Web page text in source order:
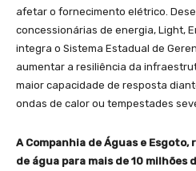
afetar o fornecimento elétrico.
concessionárias de energia, Light,
integra o Sistema Estadual de
aumentar a resiliência da
maior capacidade de resposta
ondas de calor ou tempestades
A Companhia de Águas e
de água para mais de 10 milhões